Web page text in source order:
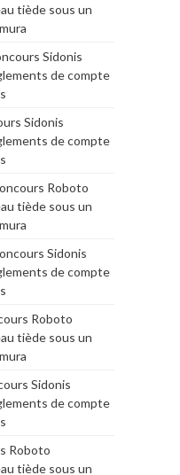
tiède sous un
Sidonis
de compte
Sidonis
de compte
Roboto
tiède sous un
Sidonis
de compte
Roboto
tiède sous un
Sidonis
de compte
Roboto
tiède sous un